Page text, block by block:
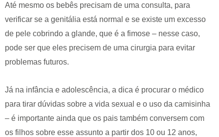
Até mesmo os bebês precisam de uma consulta, para
verificar se a genitália está normal e se existe um excesso
de pele cobrindo a glande, que é a fimose – nesse caso,
pode ser que eles precisem de uma cirurgia para evitar
problemas futuros.
Já na infância e adolescência, a dica é procurar o médico
para tirar dúvidas sobre a vida sexual e o uso da camisinha
– é importante ainda que os pais também conversem com
os filhos sobre esse assunto a partir dos 10 ou 12 anos,